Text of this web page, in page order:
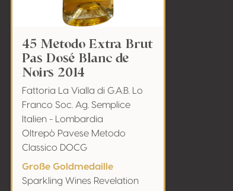
45 Metodo Extra Brut
Pas Dosé Blanc de
Noirs 2014
Fattoria La Vialla di G.A.B. Lo
Franco Soc. Ag. Semplice
Italien - Lombardia
Oltrepò Pavese Metodo
Classico DOCG
Große Goldmedaille
Sparkling Wines Revelation